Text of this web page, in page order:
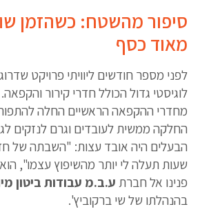
סיפור מהשטח: כשהזמן
מאוד כסף
לפני מספר חודשים ליוויתי פרויקט
לוגיסטי גדול הכולל חדרי קירור
מחדרי ההקפאה הראשיים החלה
החלקה ממשית לעובדים וגרם לנזקים
שעות תעלה לי יותר מהשיפוץ עצמו",
פנינו אל חברת ע.ב.מ עבודות ביטון
בהנהלתו של שי ברקוביץ'.